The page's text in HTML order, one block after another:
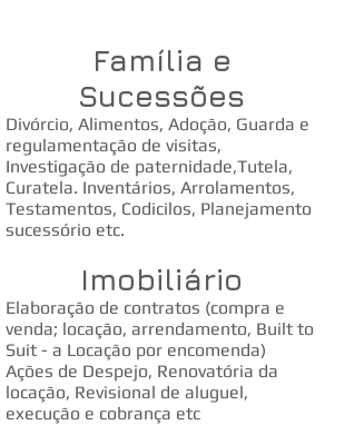
Família e
Sucessões
Divórcio, Alimentos, Adoção, Guarda e
regulamentação de visitas,
Investigação de paternidade,Tutela,
Curatela. Inventários, Arrolamentos,
Testamentos, Codicilos, Planejamento
sucessório etc.
Imobiliário
Elaboração de contratos (compra e
venda; locação, arrendamento, Built to
Suit - a Locação por encomenda)
Ações de Despejo, Renovatória da
locação, Revisional de aluguel,
execução e cobrança etc